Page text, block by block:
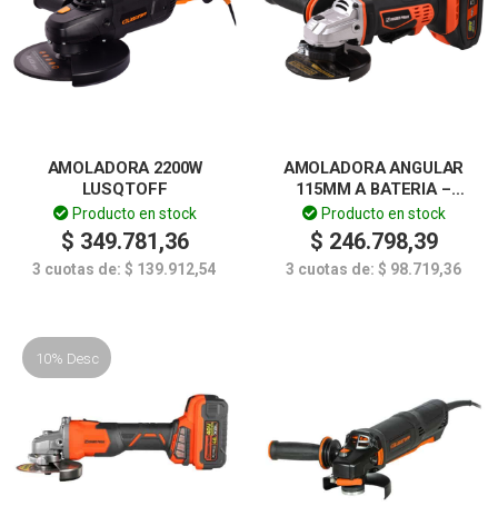
AMOLADORA 2200W
LUSQTOFF
Producto en stock
$ 349.781,36
3 cuotas de: $ 139.912,54
AMOLADORA ANGULAR
115MM A BATERIA –
DOWEN PAGIO
Producto en stock
$ 246.798,39
3 cuotas de: $ 98.719,36
10% Desc